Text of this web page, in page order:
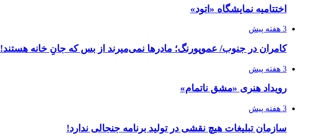
اختتامیه نمایشگاه «اتود»
3 هفته پیش
کامران در جنوب/ عموپورنگ؛ مادرها نمی‌میرند از بس که جانِ خانه هستند!
3 هفته پیش
رویداد هنری «مشق ناتمام»
3 هفته پیش
سازمان تبلیغات هیچ نقشی در تولید برنامه جنجالی ندارد!